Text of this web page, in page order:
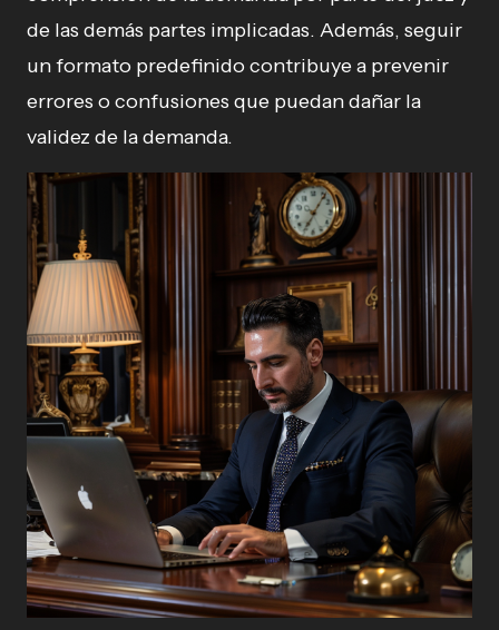
de las demás partes implicadas. Además, seguir
un formato predefinido contribuye a prevenir
errores o confusiones que puedan dañar la
validez de la demanda.